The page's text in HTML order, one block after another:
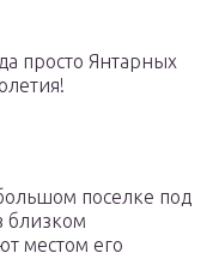
просто Янтарных
поселке под
близком
местом его